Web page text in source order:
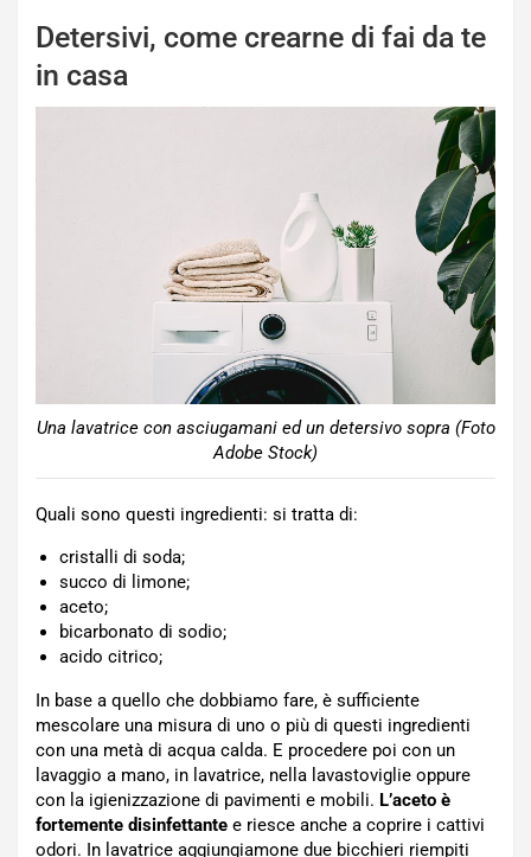
Detersivi, come crearne di fai da te
in casa
Una lavatrice con asciugamani ed un detersivo sopra (Foto
Adobe Stock)
Quali sono questi ingredienti: si tratta di:
cristalli di soda;
succo di limone;
aceto;
bicarbonato di sodio;
acido citrico;
In base a quello che dobbiamo fare, è sufficiente
mescolare una misura di uno o più di questi ingredienti
con una metà di acqua calda. E procedere poi con un
lavaggio a mano, in lavatrice, nella lavastoviglie oppure
con la igienizzazione di pavimenti e mobili. L’aceto è
fortemente disinfettante e riesce anche a coprire i cattivi
odori. In lavatrice aggiungiamone due bicchieri riempiti